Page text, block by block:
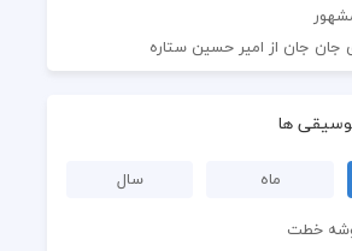
جان جان از امیر حسین ستاره
ها
ماه
سال
خطت